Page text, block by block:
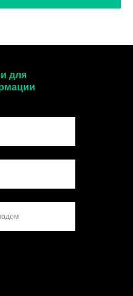
для